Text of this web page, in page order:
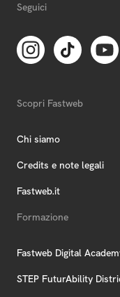
Seguici
Scopri Fastweb
Chi siamo
Credits e note legali
Fastweb.it
Formazione
Fastweb Digital
STEP FuturAbility